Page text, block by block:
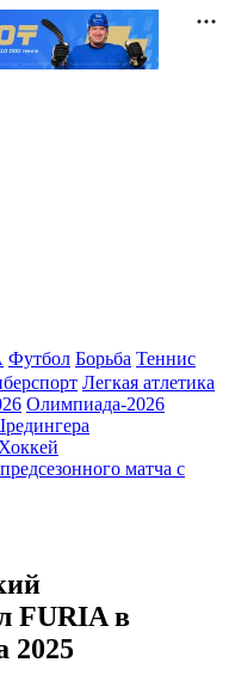
Футбол Борьба Теннис
Легкая атлетика
Олимпиада-2026
Хоккей
матча с
FURIA в
2025